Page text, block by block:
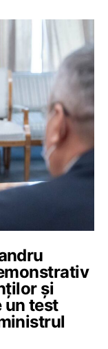
și
un test